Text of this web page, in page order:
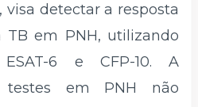
visa detectar a resposta
TB em PNH, utilizando
6 e CFP-10. A
testes em PNH não